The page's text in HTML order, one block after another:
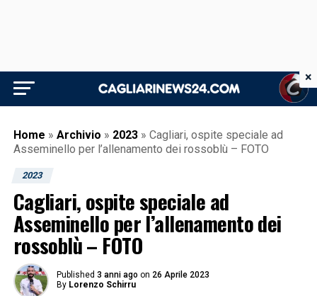
Home » Archivio » 2023 » Cagliari, ospite speciale ad
Asseminello per l’allenamento dei rossoblù – FOTO
2023
Cagliari, ospite speciale ad
Asseminello per l’allenamento dei
rossoblù – FOTO
Published 3 anni ago on 26 Aprile 2023
By Lorenzo Schirru
×